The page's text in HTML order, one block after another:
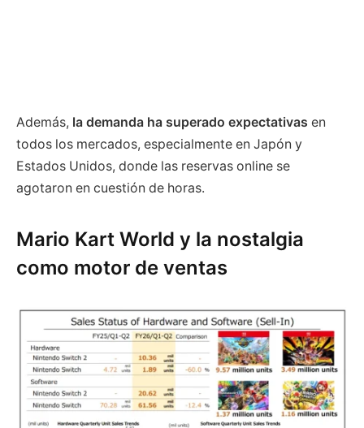
Además, la demanda ha superado expectativas en
todos los mercados, especialmente en Japón y
Estados Unidos, donde las reservas online se
agotaron en cuestión de horas.
Mario Kart World y la nostalgia
como motor de ventas